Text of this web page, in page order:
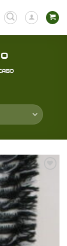
Toevoegen
verlanglijst